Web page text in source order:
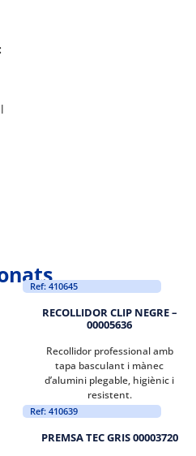
Ref: 410645
RECOLLIDOR CLIP NEGRE –
00005636
Recollidor professional amb
tapa basculant i mànec
d’alumini plegable, higiènic i
resistent.
Ref: 410639
PREMSA TEC GRIS 00003720